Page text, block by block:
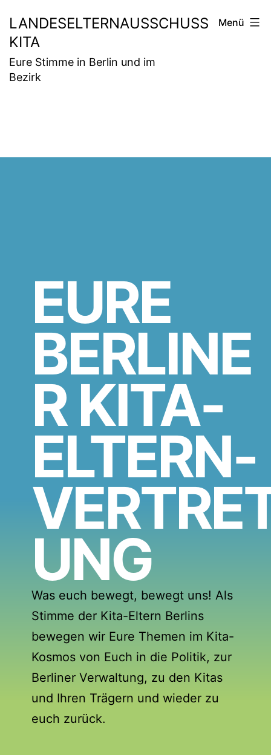
Inhalt
springen
LANDESELTERNAUSSCHUSS
KITA
Eure Stimme in Berlin und im
Bezirk
Menü
EURE
BERLINE
R KITA-
ELTERN-
UNG
Was euch bewegt, bewegt uns! Als
Stimme der Kita-Eltern Berlins
bewegen wir Eure Themen im Kita-
Kosmos von Euch in die Politik, zur
Berliner Verwaltung, zu den Kitas
und Ihren Trägern und wieder zu
euch zurück.